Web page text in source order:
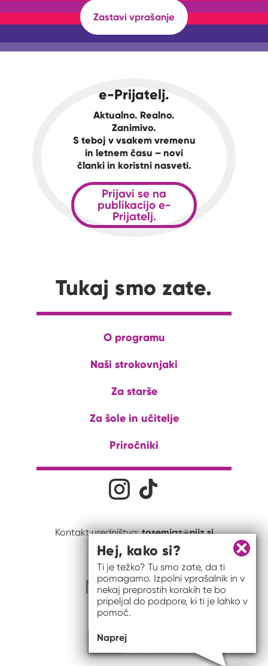
Zastavi vprašanje
e-Prijatelj.
Aktualno. Realno.
Zanimivo.
S teboj v vsakem vremenu
in letnem času – novi
članki in koristni nasveti.
Prijavi se na
publikacijo e-
Prijatelj.
Tukaj smo zate.
O programu
Naši strokovnjaki
Za starše
Za šole in učitelje
Priročniki
Družabna omrežjaNa naš Instagram profil
Kontakt uredništva:tosemjaz@nijz.si
Zapri
Hej, kako si?
Ti je težko? Tu smo zate, da ti
pomagamo. Izpolni vprašalnik in v
nekaj preprostih korakih te bo
pripeljal do podpore, ki ti je lahko v
pomoč.
Naprej